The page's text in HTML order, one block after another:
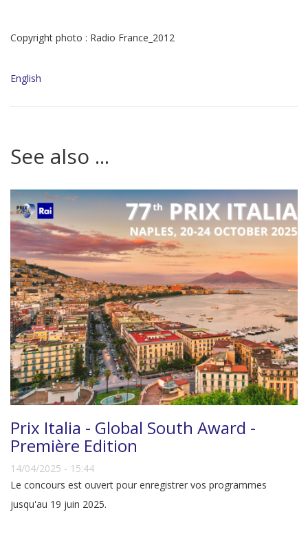
Copyright photo : Radio France_2012
English
See also ...
Prix Italia - Global South Award -
Première Edition
14/04/2025 - 15:44
Le concours est ouvert pour enregistrer vos programmes
jusqu'au 19 juin 2025.